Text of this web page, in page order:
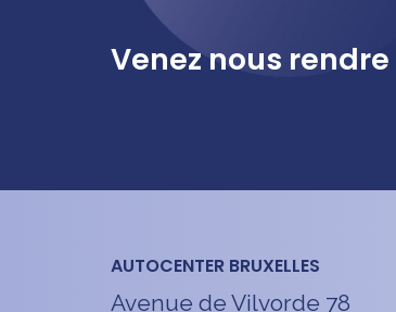
Venez nous
AUTOCENTER BRUXELLES
Avenue de Vilvorde 78